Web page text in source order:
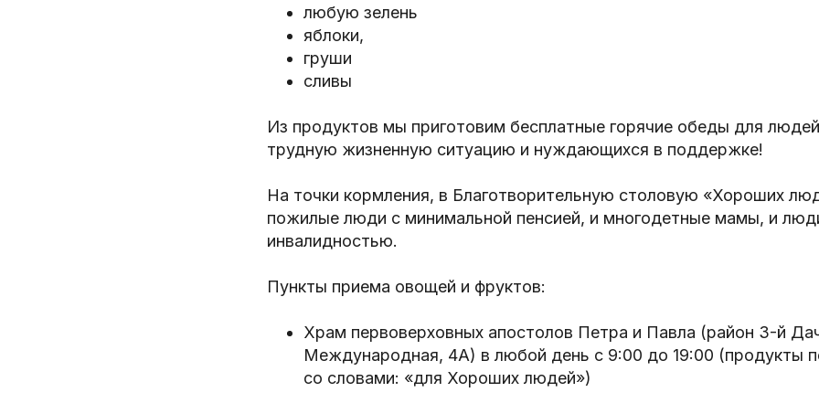
любую зелень
яблоки,
груши
сливы
Из продуктов мы приготовим бесплатные горячие обеды для
трудную жизненную ситуацию и нуждающихся в поддержке!
На точки кормления, в Благотворительную столовую «Хороших
пожилые люди с минимальной пенсией, и многодетные мамы, и
инвалидностью.
Пункты приема овощей и фруктов:
Храм первоверховных апостолов Петра и Павла (район 3-й
Международная, 4А) в любой день с 9:00 до 19:00 (продукты
со словами: «для Хороших людей»)